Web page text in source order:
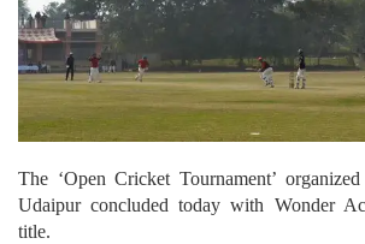
The ‘Open Cricket Tournament’
Udaipur concluded today with Wonder
title.